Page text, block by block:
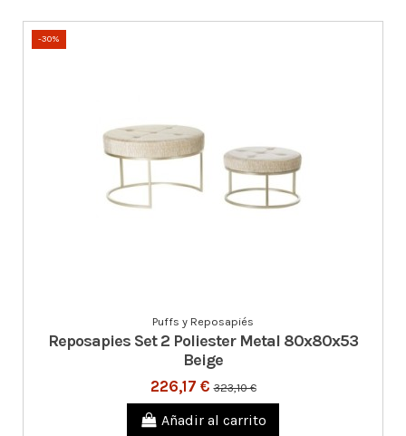
-30%
Puffs y Reposapiés
Reposapies Set 2 Poliester Metal 80x80x53
Beige
226,17 €323,10 €
Añadir al carrito